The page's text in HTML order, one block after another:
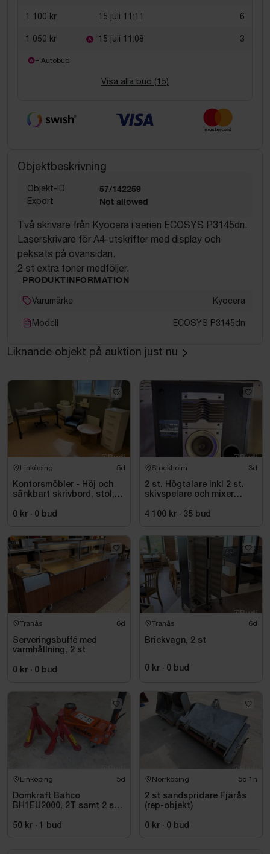
1 100 kr 15 juli 11:11 6
1 050 kr 15 juli 11:08 3
= Autobud
Visa alla bud (15)
Objektbeskrivning
Objekt-ID 57/142259
Export Not allowed
Två skrivare från Kyocera i serien ECOSYS P3145dn.
Laserskrivare för A4-utskrifter med display och
peksats på ovansidan.
2 st extra toner medföljer.
PRODUKTINFORMATION
Varumärke Kyocera
Modell ECOSYS P3145dn
Liknande objekt på auktion just nu
Linköping 5d
Kontorsmöbler - Höj och
sänkbart skrivbord, stol,
0 kr · 0 bud
Stockholm 3d
2 st. Högtalare inkl 2 st.
skivspelare och mixer
4 100 kr · 35 bud
Tranås 6d
Serveringsbuffé med
varmhållning, 2 st
0 kr · 0 bud
Tranås 6d
Brickvagn, 2 st
0 kr · 0 bud
Linköping 5d
Domkraft Bahco
BH1EU2000, 2T samt 2 st
50 kr · 1 bud
Norrköping 5d 1h
2 st sandspridare Fjärås
(rep-objekt)
0 kr · 0 bud